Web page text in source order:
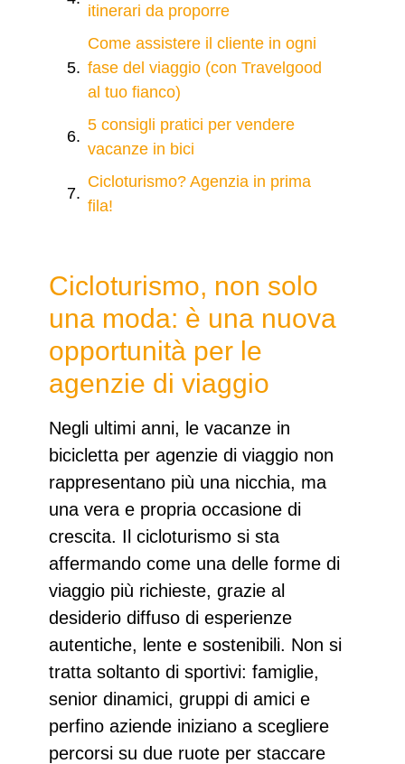
itinerari da proporre
Come assistere il cliente in ogni
fase del viaggio (con Travelgood
al tuo fianco)
5 consigli pratici per vendere
vacanze in bici
Cicloturismo? Agenzia in prima
fila!
Cicloturismo, non solo
una moda: è una nuova
opportunità per le
agenzie di viaggio
Negli ultimi anni, le vacanze in
bicicletta per agenzie di viaggio non
rappresentano più una nicchia, ma
una vera e propria occasione di
crescita. Il cicloturismo si sta
affermando come una delle forme di
viaggio più richieste, grazie al
desiderio diffuso di esperienze
autentiche, lente e sostenibili. Non si
tratta soltanto di sportivi: famiglie,
senior dinamici, gruppi di amici e
perfino aziende iniziano a scegliere
percorsi su due ruote per staccare